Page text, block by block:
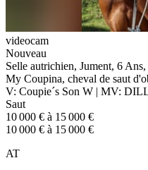
videocam
Nouveau
Selle autrichien, Jument, 6
My Coupina, cheval de saut
V: Coupie´s Son W | MV:
Saut
10 000 € à 15 000 €
10 000 € à 15 000 €
AT